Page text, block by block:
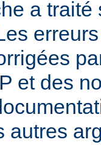
a traité
et des
autres